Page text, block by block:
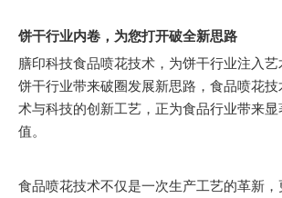
饼干行业内卷，为您打开破全新思路
膳印科技食品喷花技术，为饼干行业注入
饼干行业带来破圈发展新思路，食品喷花
术与科技的创新工艺，正为食品行业带来
值。
食品喷花技术不仅是一次生产工艺的革新